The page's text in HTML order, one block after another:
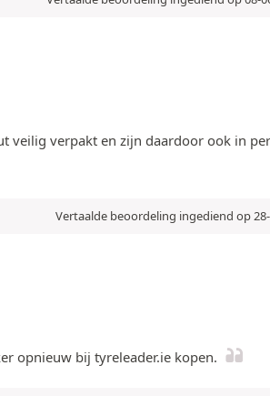
veilig verpakt en zijn daardoor ook in
Vertaalde beoordeling ingediend op
opnieuw bij tyreleader.ie kopen.